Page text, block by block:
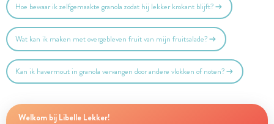
Hoe bewaar ik zelfgemaakte granola zodat hij lekker krokant blijft?
Wat kan ik maken met overgebleven fruit van mijn fruitsalade?
Kan ik havermout in granola vervangen door andere vlokken of noten?
Welkom bij Libelle Lekker!